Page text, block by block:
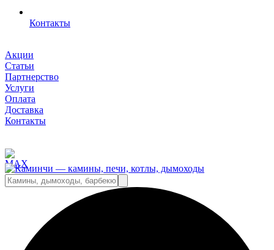
Контакты
Акции
Статьи
Партнерство
Услуги
Оплата
Доставка
Контакты